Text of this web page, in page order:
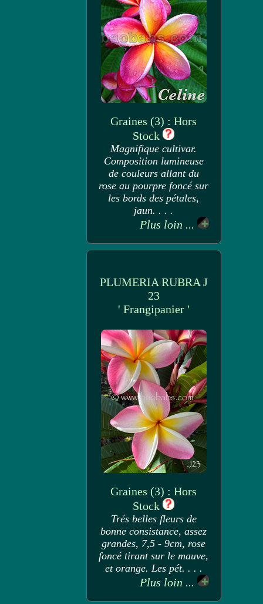
Graines (3) : Hors
Stock
Magnifique cultivar.
Composition lumineuse
de couleurs allant du
rose au pourpre foncé sur
les bords des pétales,
jaun. . . .
Plus loin ...
PLUMERIA RUBRA J
23
' Frangipanier '
Graines (3) : Hors
Stock
Trés belles fleurs de
bonne consistance, assez
grandes, 7,5 - 9cm, rose
foncé tirant sur le mauve,
et orange. Les pét. . . .
Plus loin ...